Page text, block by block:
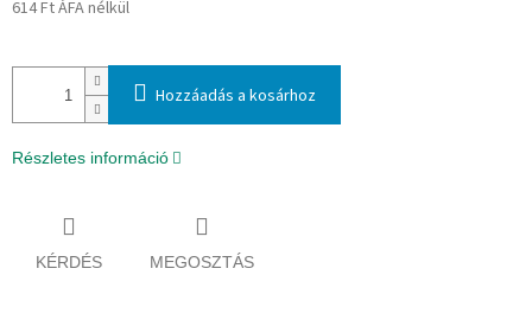
614 Ft ÁFA nélkül
Hozzáadás a kosárhoz
Részletes információ
KÉRDÉS MEGOSZTÁS